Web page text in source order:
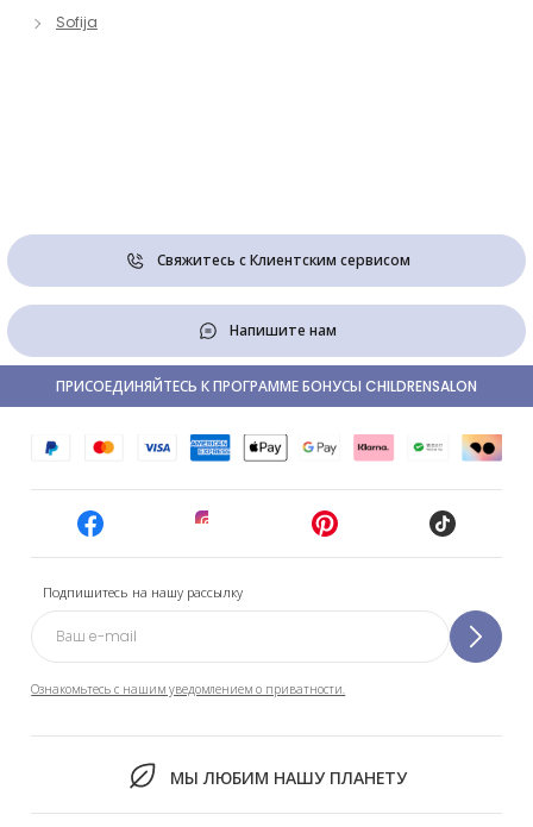
Sofija
Свяжитесь с Клиентским сервисом
Напишите нам
Подпишитесь на нашу рассылку
Ознакомьтесь с нашим уведомлением о приватности.
МЫ ЛЮБИМ НАШУ ПЛАНЕТУ
ПРИСОЕДИНЯЙТЕСЬ К ПРОГРАММЕ БОНУСЫ CHILDRENSALON